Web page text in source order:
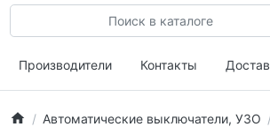
Производители Контакты
Автоматические выключатели, УЗО